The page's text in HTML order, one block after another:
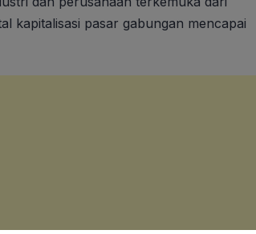
kapitalisasi pasar gabungan mencapai